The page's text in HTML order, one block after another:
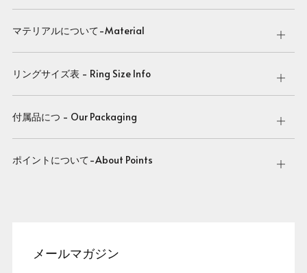
マテリアルについて-Material
Open
tab
リングサイズ表 - Ring Size Info
Open
tab
付属品につ - Our Packaging
Open
tab
ポイントについて-About Points
Open
メールマガジン